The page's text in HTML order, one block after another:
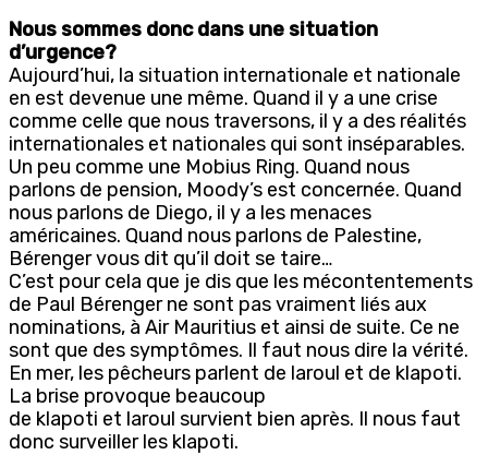
Nous sommes donc dans une situation
d’urgence?
Aujourd’hui, la situation internationale et nationale
en est devenue une même. Quand il y a une crise
comme celle que nous traversons, il y a des réalités
internationales et nationales qui sont inséparables.
Un peu comme une Mobius Ring. Quand nous
parlons de pension, Moody’s est concernée. Quand
nous parlons de Diego, il y a les menaces
américaines. Quand nous parlons de Palestine,
Bérenger vous dit qu’il doit se taire…
C’est pour cela que je dis que les mécontentements
de Paul Bérenger ne sont pas vraiment liés aux
nominations, à Air Mauritius et ainsi de suite. Ce ne
sont que des symptômes. Il faut nous dire la vérité.
En mer, les pêcheurs parlent de laroul et de klapoti.
La brise provoque beaucoup
de klapoti et laroul survient bien après. Il nous faut
donc surveiller les klapoti.